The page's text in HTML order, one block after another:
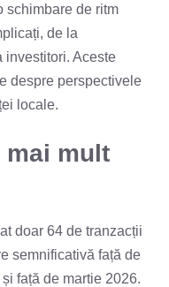
schimbare de ritm
de la
investitori. Aceste
despre perspectivele
locale.
mai mult
doar 64 de tranzacții
semnificativă față de
față de martie 2026.